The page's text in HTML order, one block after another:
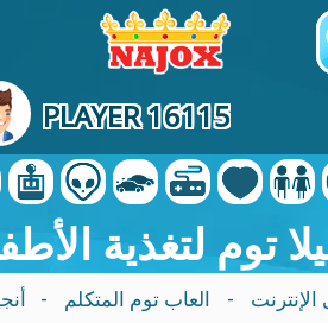
PLAYER 16115
توم لتغذية
- العاب توم المتكلم -